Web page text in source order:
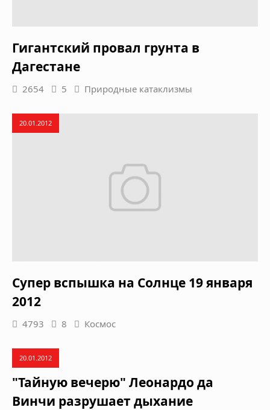
Гигантский провал грунта в
Дагестане
2654 5 Природные катаклизмы
20.01.2012
Супер вспышка на Солнце 19 января
2012
4793 8 Космос
20.01.2012
"Тайную вечерю" Леонардо да
Винчи разрушает дыхание